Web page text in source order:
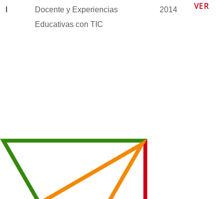
Docente y Experiencias
Educativas con TIC
2014 VER